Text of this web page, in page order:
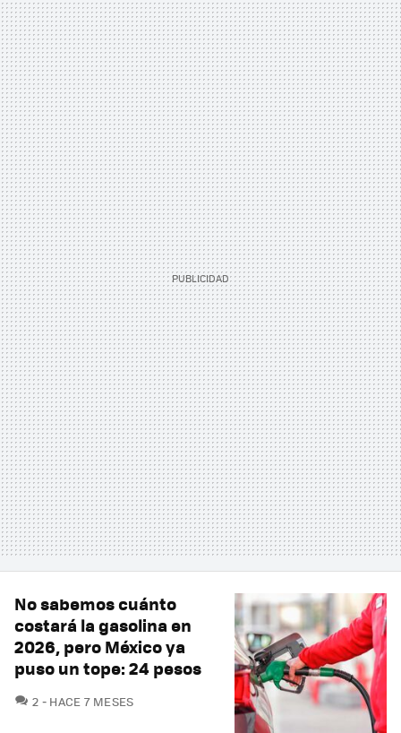
No sabemos cuánto
costará la gasolina en
2026, pero México ya
puso un tope: 24 pesos
2 COMENTARIOS
HACE 7 MESES